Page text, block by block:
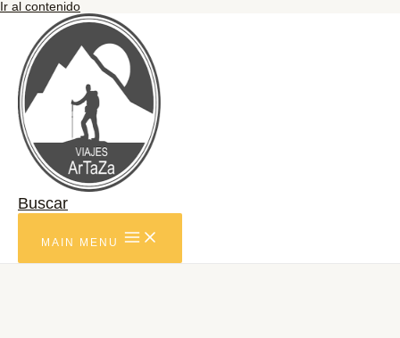
Ir al contenido
Buscar
MAIN MENU